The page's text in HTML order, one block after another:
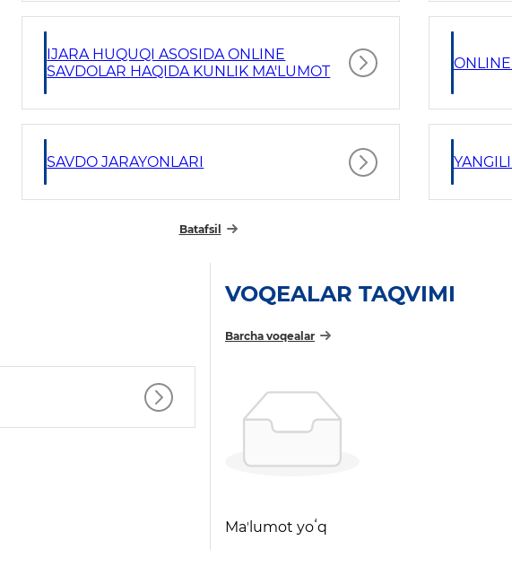
IJARA HUQUQI ASOSIDA ONLINE
SAVDOLAR HAQIDA KUNLIK MA'LUMOT
ONLINE
SAVDO JARAYONLARI
Batafsil
VOQEALAR TAQVIMI
Barcha voqealar
Maʼlumot yoʻq